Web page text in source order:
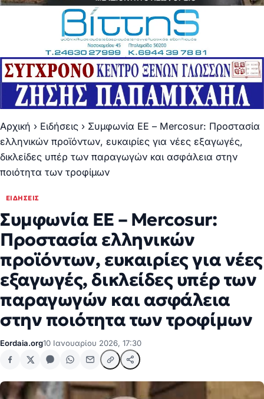
Αρχική › Ειδήσεις › Συμφωνία ΕΕ – Mercosur: Προστασία
ελληνικών προϊόντων, ευκαιρίες για νέες εξαγωγές,
δικλείδες υπέρ των παραγωγών και ασφάλεια στην
ποιότητα των τροφίμων
ΕΙΔΉΣΕΙΣ
Συμφωνία ΕΕ – Mercosur:
Προστασία ελληνικών
προϊόντων, ευκαιρίες για νέες
εξαγωγές, δικλείδες υπέρ των
παραγωγών και ασφάλεια
στην ποιότητα των τροφίμων
Eordaia.org10 Ιανουαρίου 2026, 17:30